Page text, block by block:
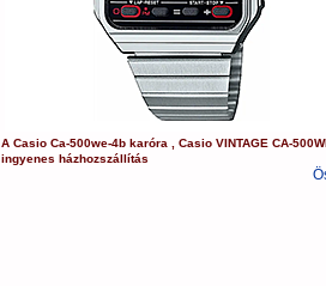
ACasio Ca-500we-4b karóra ,Casio VINTAGE CA-
ingyenes házhozszállítás